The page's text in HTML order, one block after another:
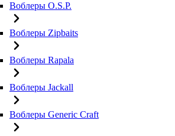
Воблеры O.S.P.
Воблеры Zipbaits
Воблеры Rapala
Воблеры Jackall
Воблеры Generic Craft